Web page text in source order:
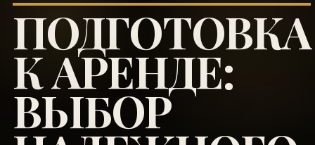
ПОДГОТОВКА
К АРЕНДЕ:
ВЫБОР